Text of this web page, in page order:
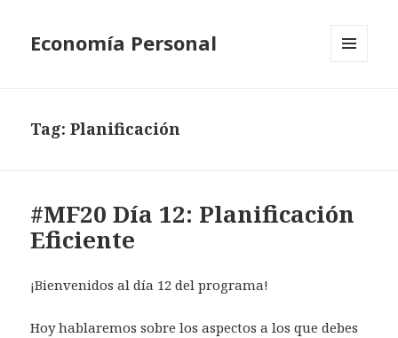
Economía Personal
Tag:Planificación
#MF20 Día 12: Planificación
Eficiente
¡Bienvenidos al día 12 del programa!
Hoy hablaremos sobre los aspectos a los que debes